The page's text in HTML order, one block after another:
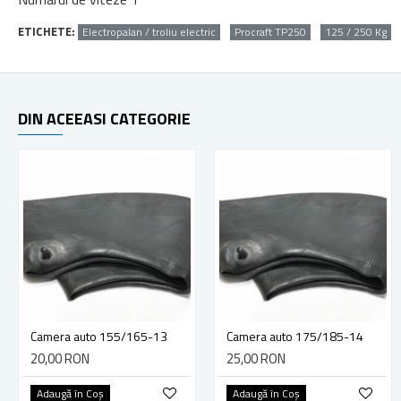
ETICHETE: Electropalan / troliu electric Procraft TP250 125 / 250 Kg
DIN ACEEASI CATEGORIE
Camera auto 155/165-13
20,00 RON
Adaugă în Coş
Camera auto 175/185-14
25,00 RON
Adaugă în Coş